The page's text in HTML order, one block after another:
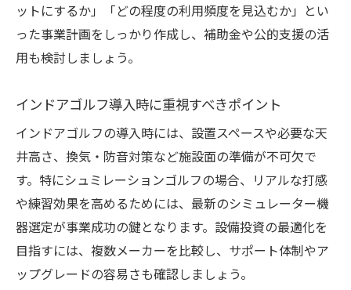
ットにするか」「どの程度の利用頻度を見込むか」とい
った事業計画をしっかり作成し、補助金や公的支援の活
用も検討しましょう。
インドアゴルフ導入時に重視すべきポイント
インドアゴルフの導入時には、設置スペースや必要な天
井高さ、換気・防音対策など施設面の準備が不可欠で
す。特にシュミレーションゴルフの場合、リアルな打感
や練習効果を高めるためには、最新のシミュレーター機
器選定が事業成功の鍵となります。設備投資の最適化を
目指すには、複数メーカーを比較し、サポート体制やア
ップグレードの容易さも確認しましょう。